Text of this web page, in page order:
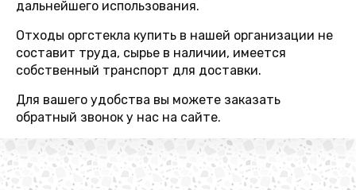
дальнейшего использования.
Отходы оргстекла купить в нашей организации не
составит труда, сырье в наличии, имеется
собственный транспорт для доставки.
Для вашего удобства вы можете заказать
обратный звонок у нас на сайте.